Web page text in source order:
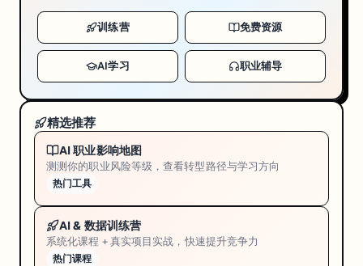
训练营 免费资源
AI学习 职业辅导
精选推荐
AI 职业影响地图
测测你的职业风险等级，查看转型路径与学习方向
热门工具
AI & 数据训练营
系统化课程 + 真实项目实战，快速提升竞争力
热门课程